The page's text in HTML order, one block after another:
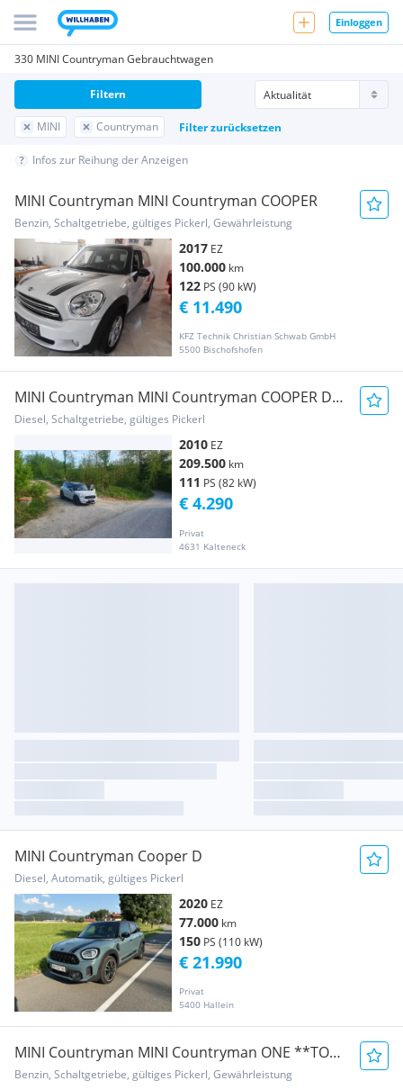
Einloggen
330 MINI Countryman Gebrauchtwagen
MINI Countryman Filter zurücksetzen
Filtern
Infos zur Reihung der Anzeigen
MINI Countryman MINI Countryman COOPER
Benzin, Schaltgetriebe, gültiges Pickerl, Gewährleistung
2017 EZ
100.000 km
122 PS (90 kW)
KFZ Technik Christian Schwab GmbH
5500 Bischofshofen
€ 11.490
MINI Countryman MINI Countryman COOPER D
ALL4 ALLRAD
Diesel, Schaltgetriebe, gültiges Pickerl
2010 EZ
209.500 km
111 PS (82 kW)
Privat
4631 Kalteneck
€ 4.290
MINI Countryman Cooper D
Diesel, Automatik, gültiges Pickerl
2020 EZ
77.000 km
150 PS (110 kW)
Privat
5400 Hallein
€ 21.990
MINI Countryman MINI Countryman ONE **TOP
Zustand**
Benzin, Schaltgetriebe, gültiges Pickerl, Gewährleistung